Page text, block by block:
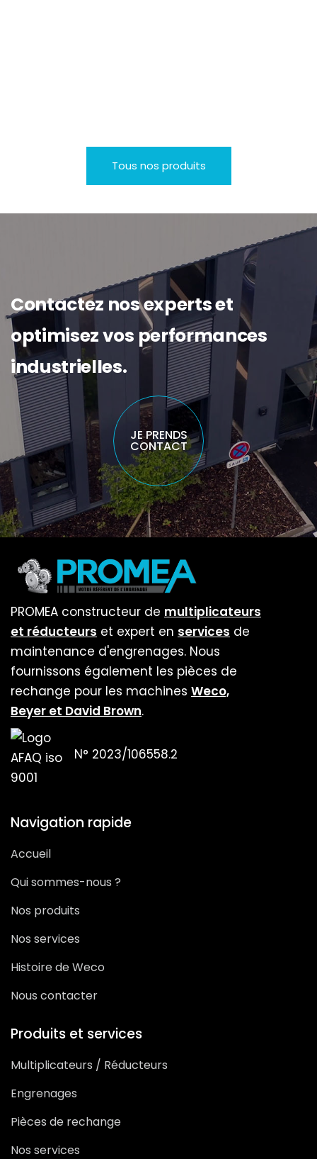
Tous nos produits
Contactez nos experts et
optimisez vos performances
industrielles.
JE PRENDS
CONTACT
PROMEA constructeur de multiplicateurs
et réducteurs et expert en services de
maintenance d'engrenages. Nous
fournissons également les pièces de
rechange pour les machines Weco,
Beyer et David Brown.
N° 2023/106558.2
Navigation rapide
Accueil
Qui sommes-nous ?
Nos produits
Nos services
Histoire de Weco
Nous contacter
Produits et services
Multiplicateurs / Réducteurs
Engrenages
Pièces de rechange
Nos services